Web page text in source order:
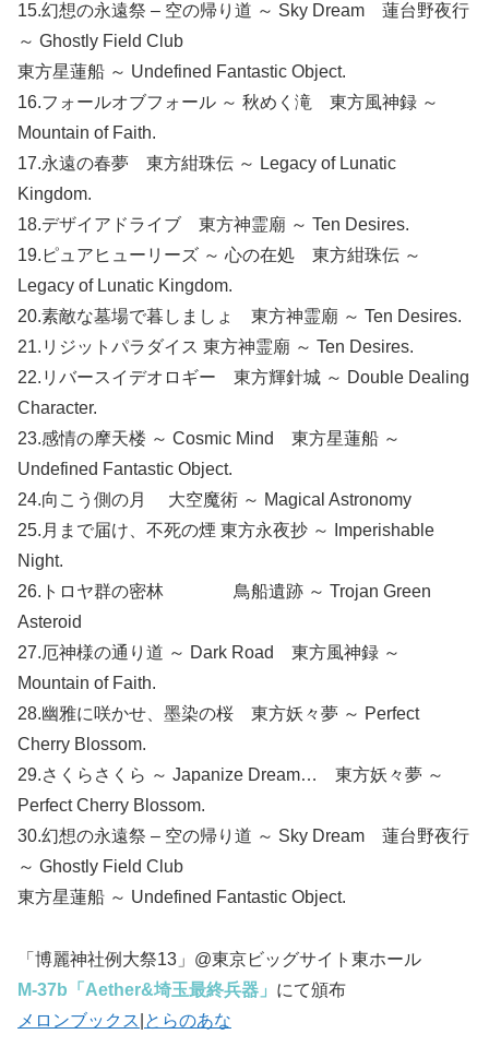
15.幻想の永遠祭 – 空の帰り道 ～ Sky Dream 蓮台野夜行
～ Ghostly Field Club
東方星蓮船 ～ Undefined Fantastic Object.
16.フォールオブフォール ～ 秋めく滝 東方風神録 ～
Mountain of Faith.
17.永遠の春夢 東方紺珠伝 ～ Legacy of Lunatic
Kingdom.
18.デザイアドライブ 東方神霊廟 ～ Ten Desires.
19.ピュアヒューリーズ ～ 心の在処 東方紺珠伝 ～
Legacy of Lunatic Kingdom.
20.素敵な墓場で暮しましょ 東方神霊廟 ～ Ten Desires.
21.リジットパラダイス 東方神霊廟 ～ Ten Desires.
22.リバースイデオロギー 東方輝針城 ～ Double Dealing
Character.
23.感情の摩天楼 ～ Cosmic Mind 東方星蓮船 ～
Undefined Fantastic Object.
24.向こう側の月 大空魔術 ～ Magical Astronomy
25.月まで届け、不死の煙 東方永夜抄 ～ Imperishable
Night.
26.トロヤ群の密林 鳥船遺跡 ～ Trojan Green
Asteroid
27.厄神様の通り道 ～ Dark Road 東方風神録 ～
Mountain of Faith.
28.幽雅に咲かせ、墨染の桜 東方妖々夢 ～ Perfect
Cherry Blossom.
29.さくらさくら ～ Japanize Dream… 東方妖々夢 ～
Perfect Cherry Blossom.
30.幻想の永遠祭 – 空の帰り道 ～ Sky Dream 蓮台野夜行
～ Ghostly Field Club
東方星蓮船 ～ Undefined Fantastic Object.
「博麗神社例大祭13」@東京ビッグサイト東ホール
M-37b「Aether&埼玉最終兵器」 にて頒布
メロンブックス とらのあな